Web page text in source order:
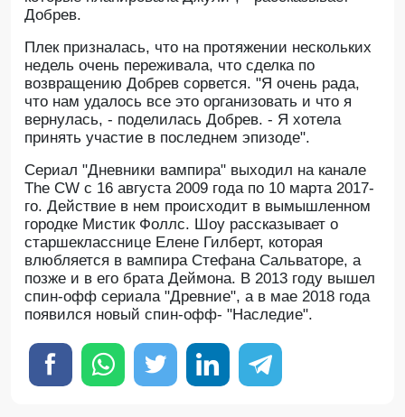
Добрев.
Плек призналась, что на протяжении нескольких
недель очень переживала, что сделка по
возвращению Добрев сорвется. "Я очень рада,
что нам удалось все это организовать и что я
вернулась, - поделилась Добрев. - Я хотела
принять участие в последнем эпизоде".
Сериал "Дневники вампира" выходил на канале
The CW с 16 августа 2009 года по 10 марта 2017-
го. Действие в нем происходит в вымышленном
городке Мистик Фоллс. Шоу рассказывает о
старшекласснице Елене Гилберт, которая
влюбляется в вампира Стефана Сальваторе, а
позже и в его брата Деймона. В 2013 году вышел
спин-офф сериала "Древние", а в мае 2018 года
появился новый спин-офф- "Наследие".